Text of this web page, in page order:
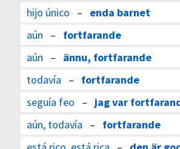
hijo único – enda barnet
aún – fortfarande
aún – ännu, fortfarande
todavía – fortfarande
seguía feo – jag var
aún, todavía – fortfarande